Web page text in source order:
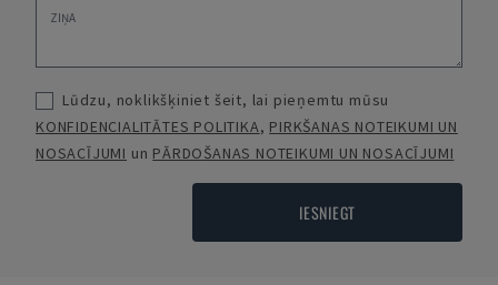
Lūdzu, noklikšķiniet šeit, lai pieņemtu mūsu
KONFIDENCIALITĀTES POLITIKA, PIRKŠANAS NOTEIKUMI UN
NOSACĪJUMI un PĀRDOŠANAS NOTEIKUMI UN NOSACĪJUMI
IESNIEGT